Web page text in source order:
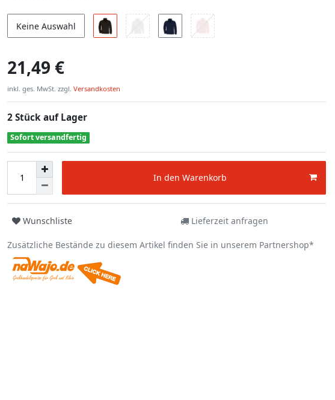
Keine Auswahl
21,49 €
inkl. ges. MwSt. zzgl. Versandkosten
2 Stück auf Lager
Sofort versandfertig
In den Warenkorb
Wunschliste Lieferzeit anfragen
Zusätzliche Bestände zu diesem Artikel finden Sie in unserem Partnershop*